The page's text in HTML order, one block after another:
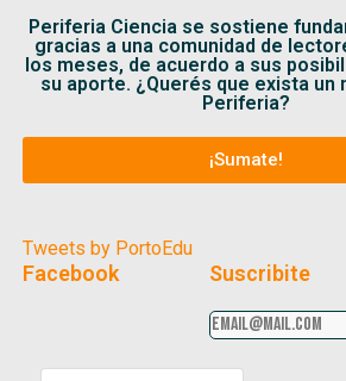
Periferia Ciencia se sostiene
gracias a una comunidad de
los meses, de acuerdo a sus
su aporte. ¿Querés que exista un
Periferia?
¡Sumate!
Tweets by PortoEdu
Facebook Suscribite